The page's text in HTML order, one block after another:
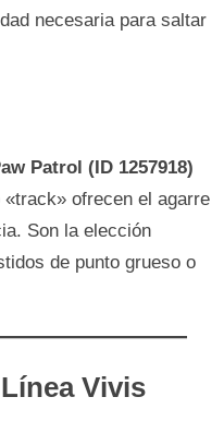
necesaria para saltar
Patrol (ID 1257918)
ofrecen el agarre
Son la elección
de punto grueso o
Vivis